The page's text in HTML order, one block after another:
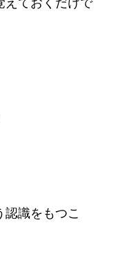
認識をもつこ